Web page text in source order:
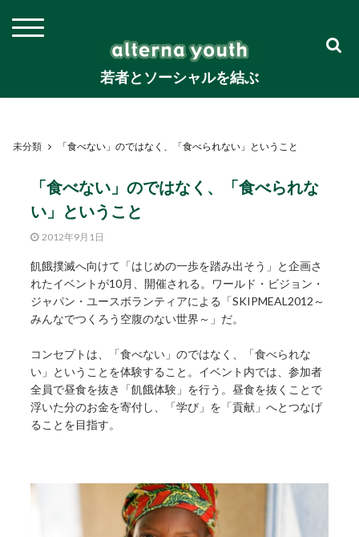
若者とソーシャルを結ぶ
未分類 「食べない」のではなく、「食べられない」ということ
「食べない」のではなく、「食べられな
い」ということ
2012年9月1日
飢餓撲滅へ向けて「はじめの一歩を踏み出そう」と企画さ
れたイベントが10月、開催される。ワールド・ビジョン・
ジャパン・ユースボランティアによる「SKIPMEAL2012～
みんなでつくろう空腹のない世界～」だ。
コンセプトは、「食べない」のではなく、「食べられな
い」ということを体験すること。イベント内では、参加者
全員で昼食を抜き「飢餓体験」を行う。昼食を抜くことで
浮いた分のお金を寄付し、「学び」を「貢献」へとつなげ
ることを目指す。